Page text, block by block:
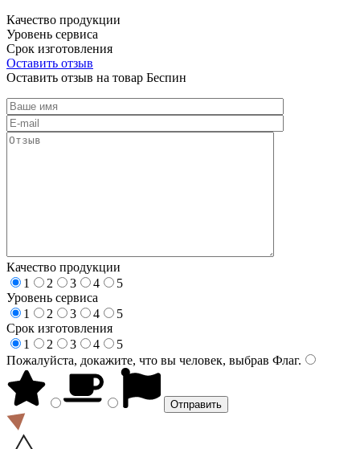
Качество продукции
Уровень сервиса
Срок изготовления
Оставить отзыв
Оставить отзыв на товар Беспин
Качество продукции
1
2 3 4
5
Уровень сервиса
1
2 3 4
5
Срок изготовления
1
2 3 4
5
Пожалуйста, докажите, что вы человек, выбрав Флаг.